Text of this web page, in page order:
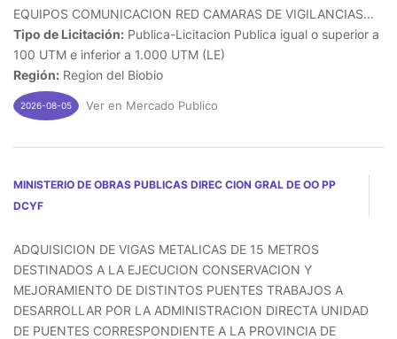
EQUIPOS COMUNICACION RED CAMARAS DE VIGILANCIAS...
Tipo de Licitación: Publica-Licitacion Publica igual o superior a
100 UTM e inferior a 1.000 UTM (LE)
Región: Region del Biobio
2026-08-05 Ver en Mercado Publico
MINISTERIO DE OBRAS PUBLICAS DIREC CION GRAL DE OO PP
DCYF
ADQUISICION DE VIGAS METALICAS DE 15 METROS
DESTINADOS A LA EJECUCION CONSERVACION Y
MEJORAMIENTO DE DISTINTOS PUENTES TRABAJOS A
DESARROLLAR POR LA ADMINISTRACION DIRECTA UNIDAD
DE PUENTES CORRESPONDIENTE A LA PROVINCIA DE